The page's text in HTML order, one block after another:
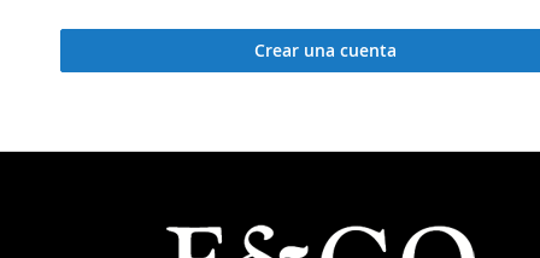
Crear una cuenta